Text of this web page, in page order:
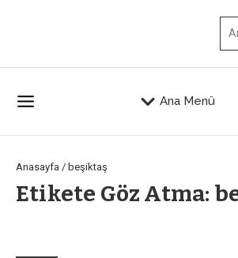
Ana Menü
Anasayfa / beşiktaş
Etikete Göz Atma: